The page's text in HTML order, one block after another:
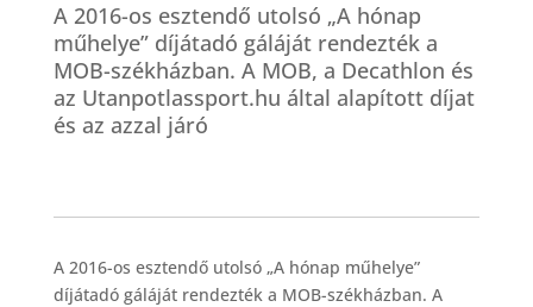
A 2016-os esztendő utolsó „A hónap
műhelye” díjátadó gáláját rendezték a
MOB-székházban. A MOB, a Decathlon és
az Utanpotlassport.hu által alapított díjat
és az azzal járó
A 2016-os esztendő utolsó „A hónap műhelye”
díjátadó gáláját rendezték a MOB-székházban. A